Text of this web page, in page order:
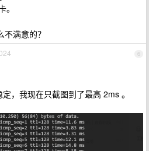
满意的？
6
，我现在只截图到了最高 2ms 。